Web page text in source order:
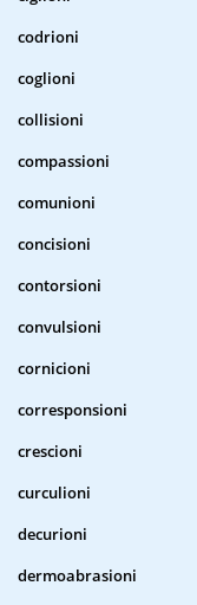
codrioni
coglioni
collisioni
compassioni
comunioni
concisioni
contorsioni
convulsioni
cornicioni
corresponsioni
crescioni
curculioni
decurioni
dermoabrasioni